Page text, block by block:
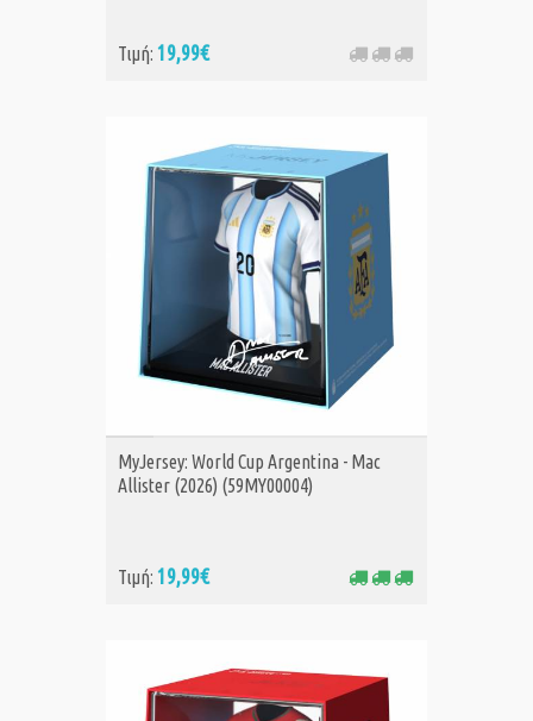
Τιμή: 19,99€
ΑΓΟΡΑ
MyJersey: World Cup Argentina - Mac
Allister (2026) (59MY00004)
Τιμή: 19,99€